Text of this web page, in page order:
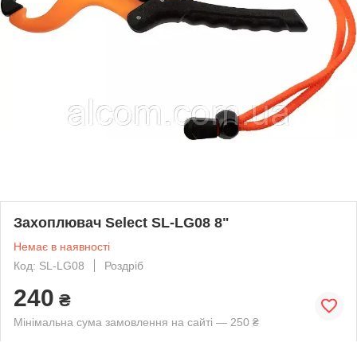
Захоплювач Select SL-LG08 8"
Немає в наявності
Код: SL-LG08
Роздріб
240 ₴
Мінімальна сума замовлення на сайті — 250 ₴